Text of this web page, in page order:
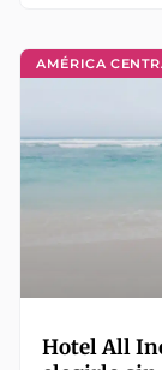
AMÉRICA
Hotel All